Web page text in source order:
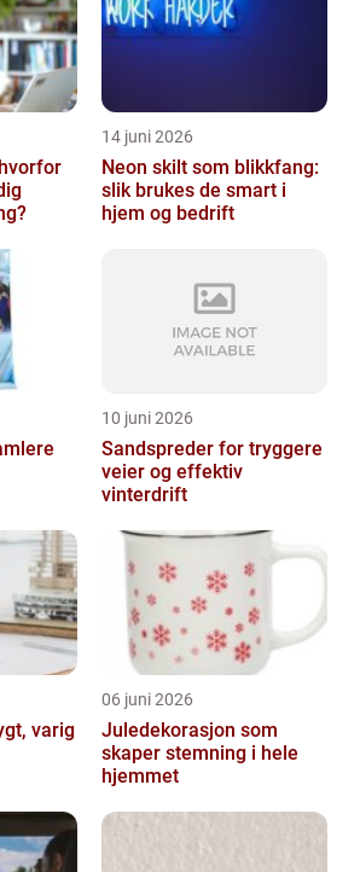
14 juni 2026
Neon skilt som blikkfang:
slik brukes de smart i
hjem og bedrift
10 juni 2026
Sandspreder for tryggere
veier og effektiv
vinterdrift
06 juni 2026
Juledekorasjon som
skaper stemning i hele
hjemmet